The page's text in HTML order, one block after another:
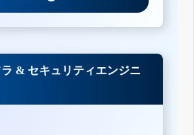
& セキュリティエンジニ